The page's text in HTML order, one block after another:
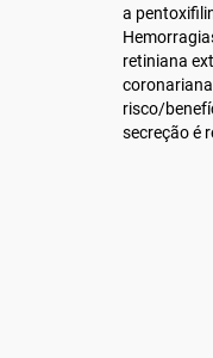
a
retiniana
risco/
secreção é